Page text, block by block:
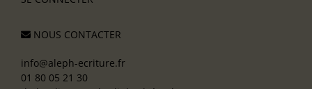
NOUS CONTACTER
info@aleph-ecriture.fr
01 80 05 21 30